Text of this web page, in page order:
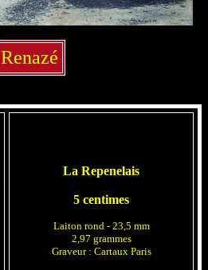
Renazé
La Repenelais
5 centimes
Laiton rond - 23,5 mm
2,97 grammes
Graveur : Cartaux Paris